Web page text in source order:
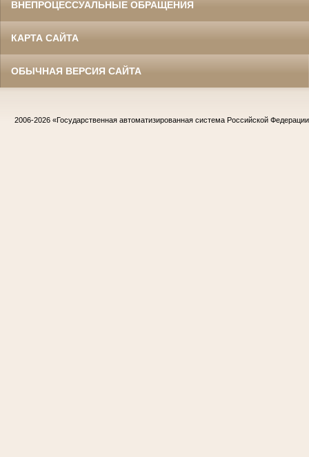
ВНЕПРОЦЕССУАЛЬНЫЕ ОБРАЩЕНИЯ
КАРТА САЙТА
ОБЫЧНАЯ ВЕРСИЯ САЙТА
2006-2026 «Государственная автоматизированная система Российской